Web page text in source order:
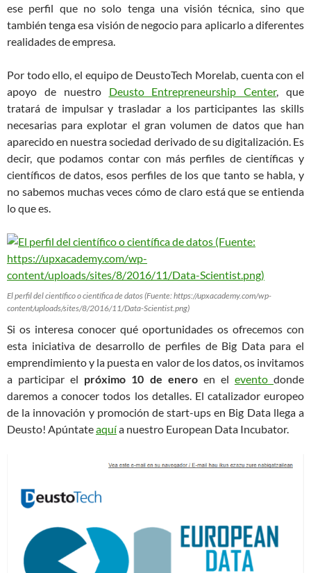
ese perfil que no solo tenga una visión técnica, sino que
también tenga esa visión de negocio para aplicarlo a diferentes
realidades de empresa.
Por todo ello, el equipo de DeustoTech Morelab, cuenta con el
apoyo de nuestro Deusto Entrepreneurship Center, que
tratará de impulsar y trasladar a los participantes las skills
necesarias para explotar el gran volumen de datos que han
aparecido en nuestra sociedad derivado de su digitalización. Es
decir, que podamos contar con más perfiles de científicas y
científicos de datos, esos perfiles de los que tanto se habla, y
no sabemos muchas veces cómo de claro está que se entienda
lo que es.
El perfil del científico o científica de datos (Fuente: https://upxacademy.com/wp-
content/uploads/sites/8/2016/11/Data-Scientist.png)
Si os interesa conocer qué oportunidades os ofrecemos con
esta iniciativa de desarrollo de perfiles de Big Data para el
emprendimiento y la puesta en valor de los datos, os invitamos
a participar el próximo 10 de eneroen el eventodonde
daremos a conocer todos los detalles. El catalizador europeo
de la innovación y promoción de start-ups en Big Data llega a
Deusto! Apúntateaquía nuestro European Data Incubator.